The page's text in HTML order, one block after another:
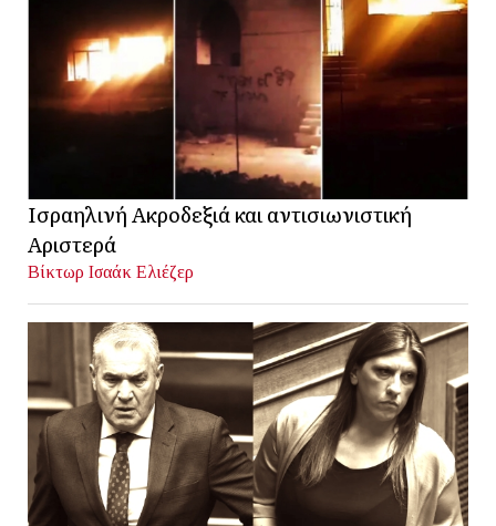
Ισραηλινή Ακροδεξιά και αντισιωνιστική
Αριστερά
Βίκτωρ Ισαάκ Ελιέζερ